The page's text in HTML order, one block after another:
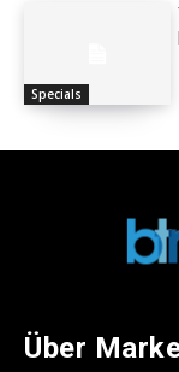
Specials
Über